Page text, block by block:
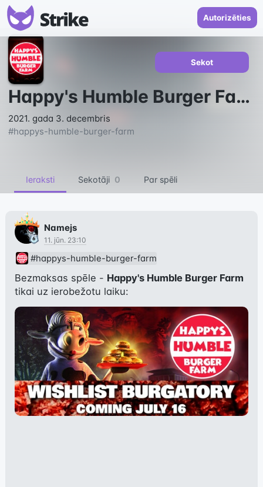
Autorizēties
Happy's Humble Burger Farm
2021. gada 3. decembris
#happys-humble-burger-farm
Sekot
Ieraksti Sekotāji 0 Par spēli
Namejs
11. jūn. 23:10
#happys-humble-burger-farm
Bezmaksas spēle - Happy's Humble Burger Farm
tikai uz ierobežotu laiku: